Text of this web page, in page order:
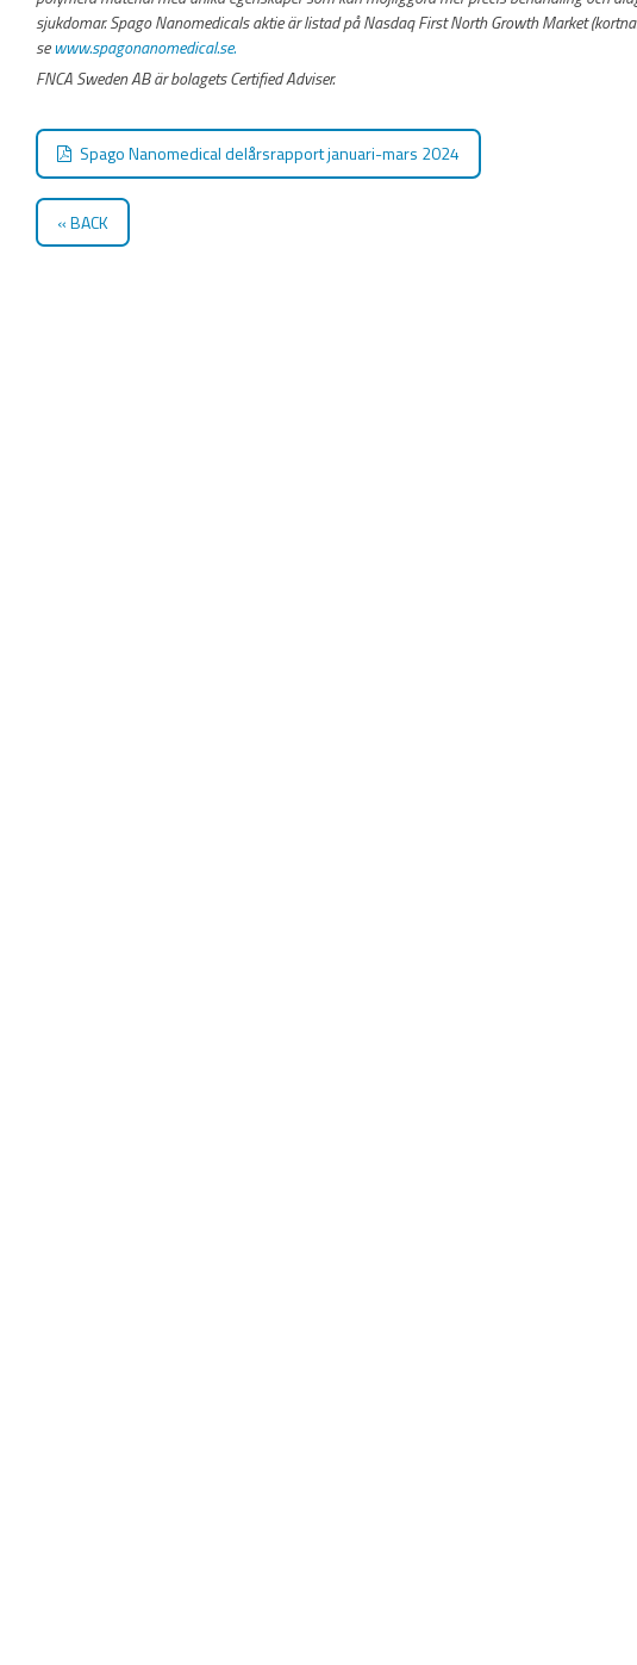
sjukdomar. Spago Nanomedicals aktie är listad på Nasdaq First North Growth Market
sewww.spagonanomedical.se.
FNCA Sweden AB är bolagets Certified Adviser.
Spago Nanomedical delårsrapport januari-mars 2024
BACK